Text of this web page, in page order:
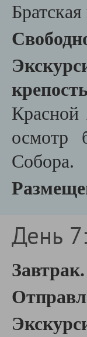
осмотр
Собора.
День
Завтрак.